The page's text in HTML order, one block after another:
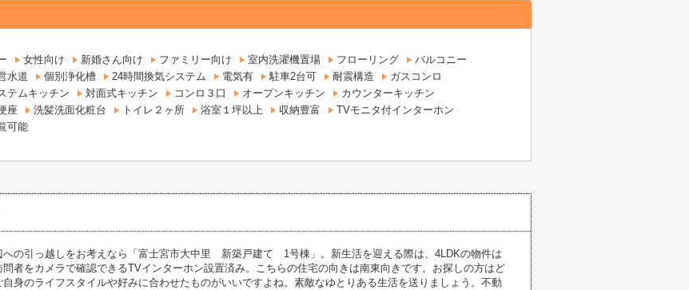
女性向け 新婚さん向け ファミリー向け 室内洗濯機置場 フローリング
バルコニー
水道 個別浄化槽 24時間換気システム 電気有 駐車2台可 耐震構造
ガスコンロ
テムキッチン 対面式キッチン コンロ３口 オープンキッチン
カウンターキッチン
座 洗髪洗面化粧台 トイレ２ヶ所 浴室１坪以上 収納豊富
TVモニタ付インターホン
可能
への引っ越しをお考えなら「富士宮市大中里 新築戸建て 1号棟」。新生活を迎える際は、4LDKの物件は
者をカメラで確認できるTVインターホン設置済み。こちらの住宅の向きは南東向きです。お探しの方はど
自身のライフスタイルや好みに合わせたものがいいですよね。素敵なゆとりある生活を送りましょう。不動